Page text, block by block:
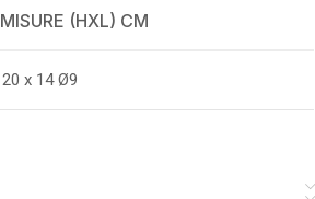
MISURE (HXL) CM
20 x 14 Ø9